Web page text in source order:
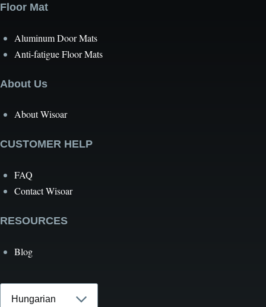
Floor Mat
Aluminum Door Mats
Anti-fatigue Floor Mats
About Us
About Wisoar
CUSTOMER HELP
FAQ
Contact Wisoar
RESOURCES
Blog